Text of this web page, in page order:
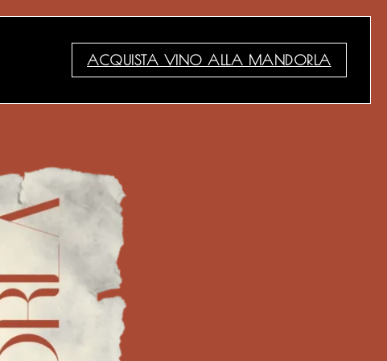
ACQUISTA VINO ALLA MANDORLA